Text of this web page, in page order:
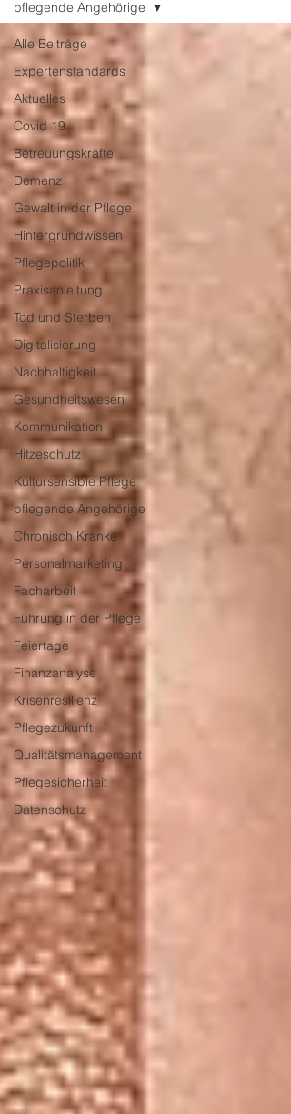
Alle Beiträge
Expertenstandards
Aktuelles
Covid 19
Betreuungskräfte
Demenz
Gewalt in der Pflege
Hintergrundwissen
Pflegepolitik
Praxisanleitung
Tod und Sterben
Digitalisierung
Nachhaltigkeit
Gesundheitswesen
Kommunikation
Hitzeschutz
Kultursensible Pflege
pflegende Angehörige
Chronisch Kranke
Personalmarketing
Facharbeit
Führung in der Pflege
Feiertage
Finanzanalyse
Krisenresilienz
Pflegezukunft
Qualitätsmanagement
Pflegesicherheit
Datenschutz
pflegende Angehörige